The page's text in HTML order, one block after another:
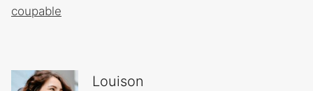
coupable
Louison